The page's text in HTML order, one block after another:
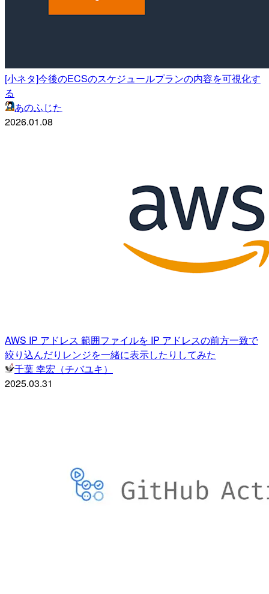
[小ネタ]今後のECSのスケジュールプランの内容を可視化す
る
あのふじた
2026.01.08
AWS IP アドレス 範囲ファイルを IP アドレスの前方一致で
絞り込んだりレンジを一緒に表示したりしてみた
千葉 幸宏（チバユキ）
2025.03.31